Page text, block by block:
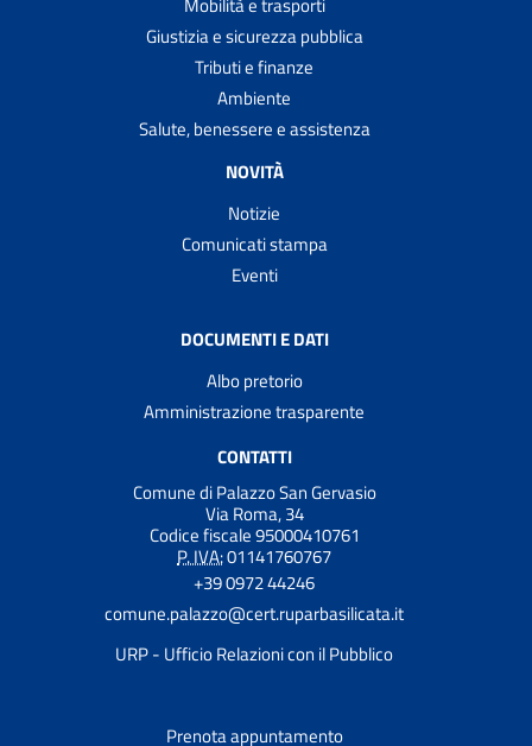
Giustizia e sicurezza pubblica
Tributi e finanze
Ambiente
Salute, benessere e assistenza
NOVITÀ
Notizie
Comunicati stampa
Eventi
DOCUMENTI E DATI
Albo pretorio
Amministrazione trasparente
CONTATTI
Comune di Palazzo San Gervasio
Via Roma, 34
Codice fiscale 95000410761
P. IVA:01141760767
+39 0972 44246
comune.palazzo@cert.ruparbasilicata.it
URP - Ufficio Relazioni con il Pubblico
Prenota appuntamento